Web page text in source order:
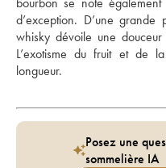
d’exception. D’une
whisky dévoile une
L’exotisme du fruit et de
longueur.
Posez une
sommelière IA